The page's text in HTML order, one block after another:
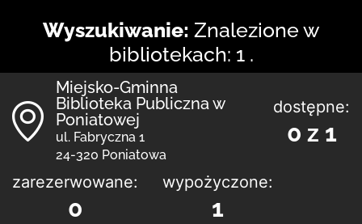
Wyszukiwanie: Znalezione w
bibliotekach: 1 .
Miejsko-Gminna
Biblioteka Publiczna w
Poniatowej
ul. Fabryczna 1
24-320 Poniatowa
dostępne:
0 z 1
zarezerwowane:
0
wypożyczone:
1